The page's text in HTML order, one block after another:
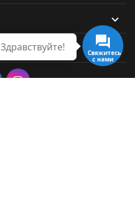


Свяжитесь
с нами
Здравствуйте!